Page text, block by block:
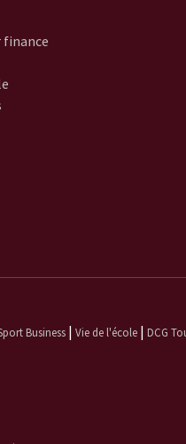
finance
Business | Vie de l'école| DCG